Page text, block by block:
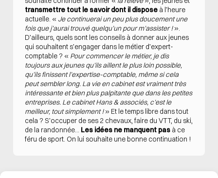
transmettre tout le savoir dont il disposeà l’heure
actuelle. « Je continuerai un peu plus doucement une
fois que j’aurai trouvé quelqu’un pour m’assister !».
D’ailleurs, quels sont les conseils à donner aux jeunes
qui souhaitent s’engager dans le métier d’expert-
comptable ? « Pour commencer le métier, je dis
toujours aux jeunes qu’ils aillent le plus loin possible,
qu’ils finissent l’expertise-comptable, même si cela
peut sembler long. La vie en cabinet est vraiment très
intéressante et bien plus palpitante que dans les petites
entreprises. Le cabinet Hans & associés, c’est le
meilleur, tout simplement !» Et le temps libre dans tout
cela ? S’occuper de ses 2 chevaux, faire du VTT, du ski,
de la randonnée… Les idées ne manquent pasà ce
féru de sport. On lui souhaite une bonne continuation !